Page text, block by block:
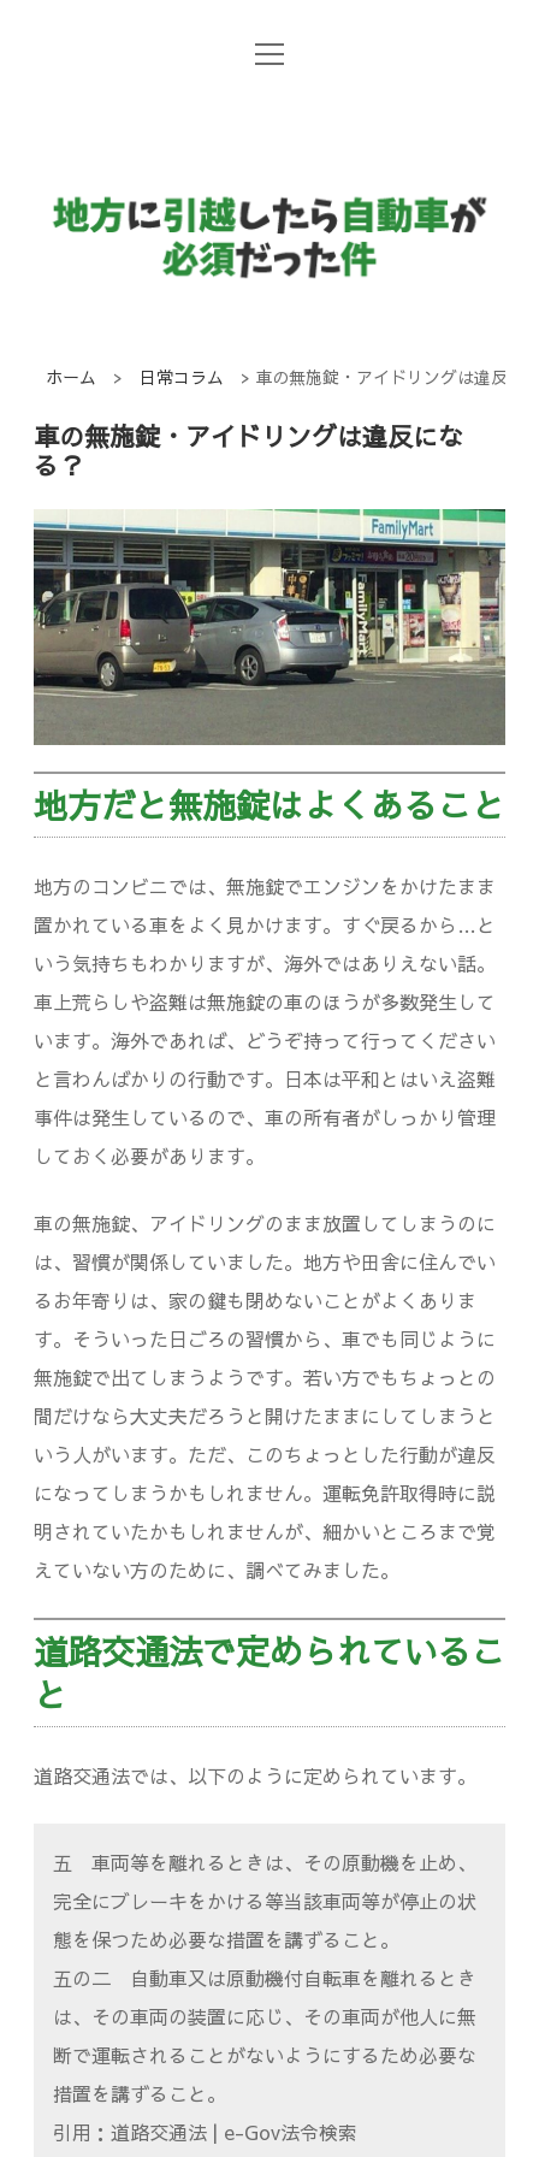
地方暮らしと自動車
国産メーカー
open
方
に
引
し
ら
動
車
が
必
だ
っ
た
件
ホーム > 日常コラム > 車の無施錠・アイドリングは違反に
車の無施錠・アイドリングは違反にな
る？
地方だと無施錠はよくあること
地方のコンビニでは、無施錠でエンジンをかけたまま
置かれている車をよく見かけます。すぐ戻るから…と
いう気持ちもわかりますが、海外ではありえない話。
車上荒らしや盗難は無施錠の車のほうが多数発生して
います。海外であれば、どうぞ持って行ってください
と言わんばかりの行動です。日本は平和とはいえ盗難
事件は発生しているので、車の所有者がしっかり管理
しておく必要があります。
車の無施錠、アイドリングのまま放置してしまうのに
は、習慣が関係していました。地方や田舎に住んでい
るお年寄りは、家の鍵も閉めないことがよくありま
す。そういった日ごろの習慣から、車でも同じように
無施錠で出てしまうようです。若い方でもちょっとの
間だけなら大丈夫だろうと開けたままにしてしまうと
いう人がいます。ただ、このちょっとした行動が違反
になってしまうかもしれません。運転免許取得時に説
明されていたかもしれませんが、細かいところまで覚
えていない方のために、調べてみました。
道路交通法で定められているこ
と
道路交通法では、以下のように定められています。
五 車両等を離れるときは、その原動機を止め、
完全にブレーキをかける等当該車両等が停止の状
態を保つため必要な措置を講ずること。
五の二 自動車又は原動機付自転車を離れるとき
は、その車両の装置に応じ、その車両が他人に無
断で運転されることがないようにするため必要な
措置を講ずること。
引用：道路交通法 | e-Gov法令検索